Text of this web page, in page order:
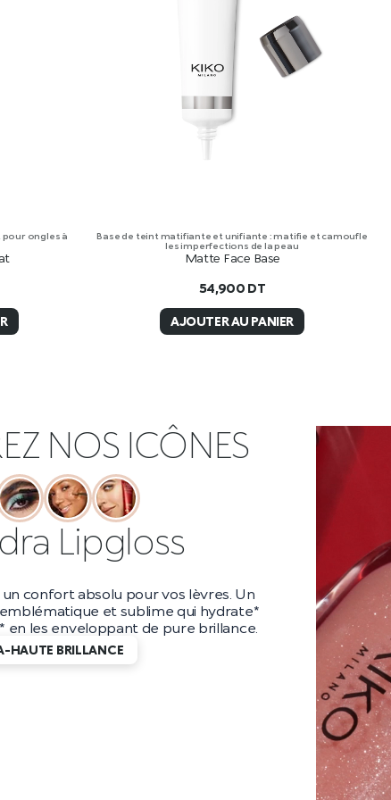
ongles à
Base de teint matifiante et unifiante : matifie et camoufle
les imperfections de la peau
Matte Face Base
54,900 DT
AJOUTER AU PANIER
NOS ICÔNES
❚❚
Mascara
200 %* avec ce mascara audacieux
tenue jusqu’à 10 heures** et un
vous obtiendrez des cils
durent jusqu’au bout de la nuit.
CILS EFFET WOW